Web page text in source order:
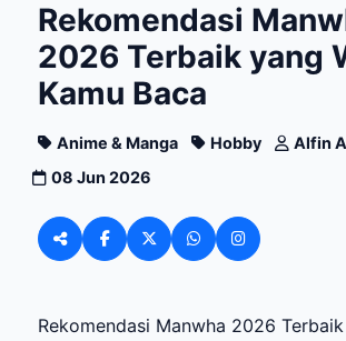
Rekomendasi
2026 Terbaik yang
Kamu Baca
Anime & Manga Hobby
Alfin
08 Jun 2026
Rekomendasi Manwha 2026